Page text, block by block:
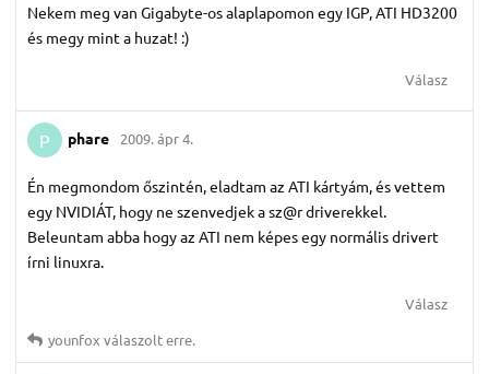
Nekem meg van Gigabyte-os alaplapomon egy IGP, ATI HD3200
és megy mint a huzat! :)
Válasz
P phare 2009. ápr 4.
Én megmondom őszintén, eladtam az ATI kártyám, és vettem
egy NVIDIÁT, hogy ne szenvedjek a sz@r driverekkel.
Beleuntam abba hogy az ATI nem képes egy normális drivert
írni linuxra.
Válasz
younfox válaszolt erre.